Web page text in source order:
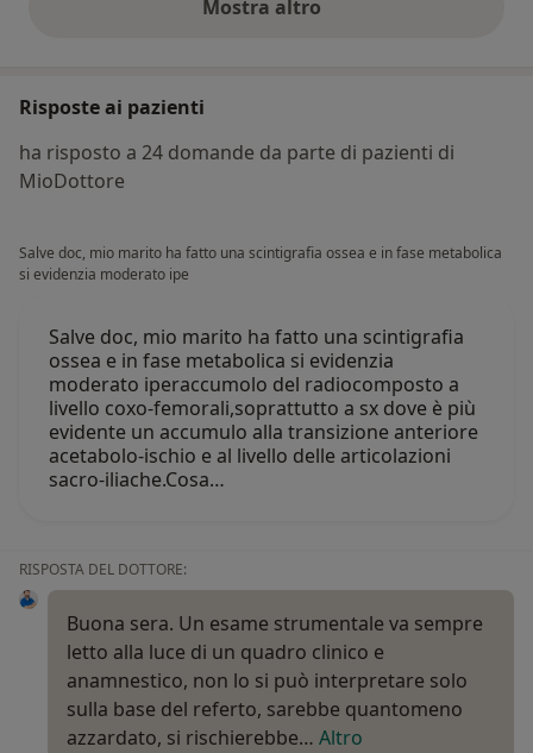
Mostra altroopinioni di cui sopra
Risposte ai pazienti
ha risposto a 24 domande da parte di pazienti di
MioDottore
Salve doc, mio marito ha fatto una scintigrafia ossea e in fase metabolica
si evidenzia moderato ipe
Salve doc, mio marito ha fatto una scintigrafia
ossea e in fase metabolica si evidenzia
moderato iperaccumolo del radiocomposto a
livello coxo-femorali,soprattutto a sx dove è più
evidente un accumulo alla transizione anteriore
acetabolo-ischio e al livello delle articolazioni
sacro-iliache.Cosa…
RISPOSTA DEL DOTTORE:
Buona sera. Un esame strumentale va sempre
letto alla luce di un quadro clinico e
anamnestico, non lo si può interpretare solo
sulla base del referto, sarebbe quantomeno
azzardato, si rischierebbe… Altro